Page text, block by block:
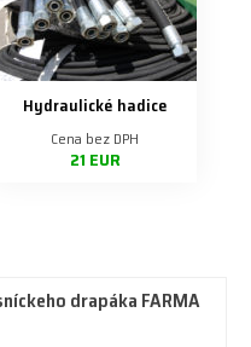
Hydraulické hadice
Cena bez DPH
21 EUR
drapáka FARMA